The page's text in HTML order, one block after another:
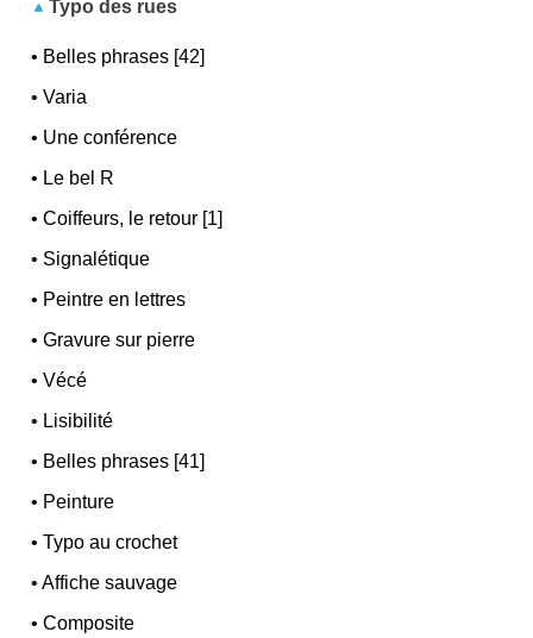
Typo des rues
• Belles phrases [42]
•Varia
• Une conférence
• Le bel R
•Coiffeurs, le retour [1]
• Signalétique
• Peintre en lettres
•Gravure sur pierre
•Vécé
• Lisibilité
• Belles phrases [41]
• Peinture
•Typo au crochet
•Affiche sauvage
•Composite